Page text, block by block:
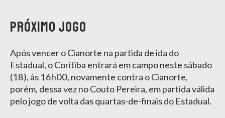
Próximo jogo
Após vencer o Cianorte na partida de ida do
Estadual, o Coritiba entrará em campo neste sábado
(18), às 16h00, novamente contra o Cianorte,
porém, dessa vez no Couto Pereira, em partida válida
pelo jogo de volta das quartas-de-finais do Estadual.